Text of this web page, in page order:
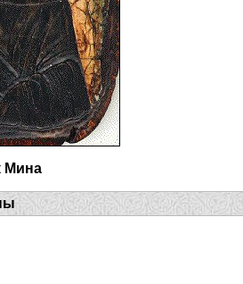
Мина